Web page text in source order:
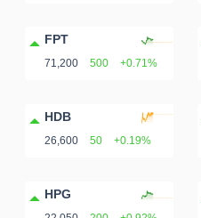
FPT
71,200 500 +0.71%
HDB
26,600 50 +0.19%
HPG